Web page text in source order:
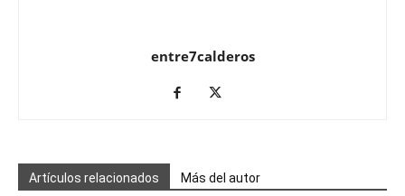
entre7calderos
Artículos relacionados Más del autor